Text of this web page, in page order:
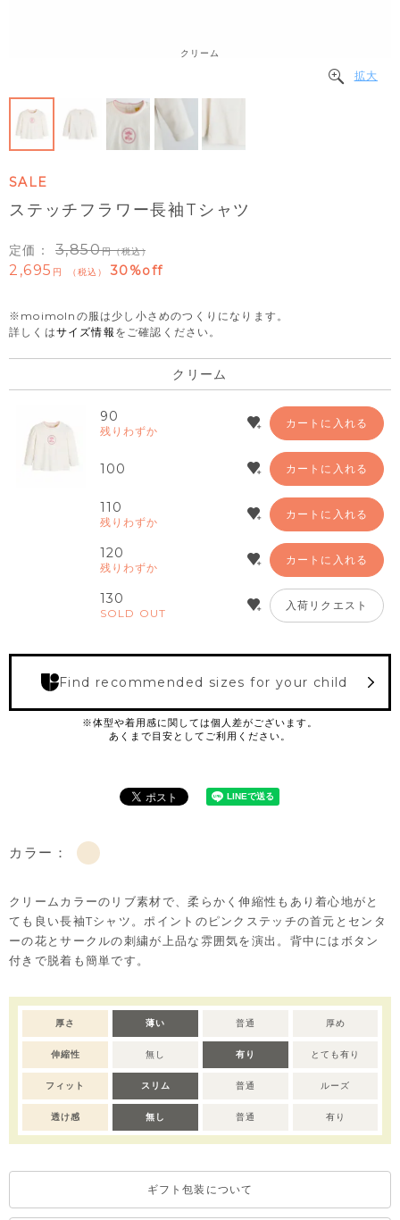
クリーム
拡大
SALE
ステッチフラワー長袖Tシャツ
定価： 3,850 （税込）
2,695 税込 30%off
※moimolnの服は少し小さめのつくりになります。
詳しくはサイズ情報 をご確認ください。
クリーム
90
残りわずか
カートに入れる
100 カートに入れる
110
残りわずか
カートに入れる
120
残りわずか
カートに入れる
130
SOLD OUT
入荷リクエスト
Find recommended sizes for your child
カラー：
クリームカラーのリブ素材で、柔らかく伸縮性もあり着心地がと
ても良い長袖Tシャツ。ポイントのピンクステッチの首元とセンタ
ーの花とサークルの刺繍が上品な雰囲気を演出。背中にはボタン
付きで脱着も簡単です。
厚さ 薄い 普通 厚め
伸縮性 無し 有り とても有り
フィット スリム 普通 ルーズ
透け感 無し 普通 有り
ギフト包装について